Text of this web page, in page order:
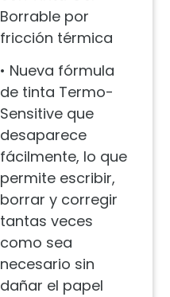
Borrable por
fricción térmica
• Nueva fórmula
de tinta Termo-
Sensitive que
desaparece
fácilmente, lo que
permite escribir,
borrar y corregir
tantas veces
como sea
necesario sin
dañar el papel